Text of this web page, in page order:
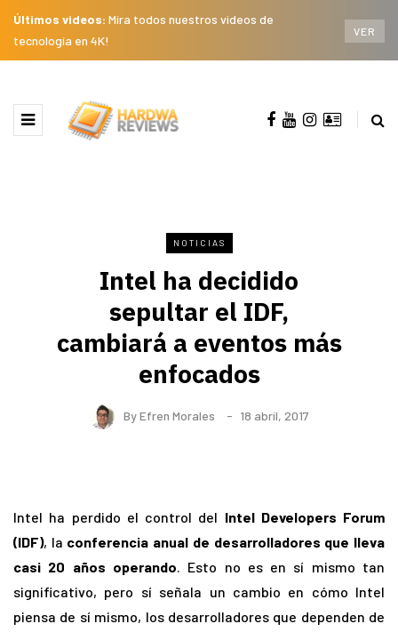
Últimos videos: Mira todos nuestros videos de
tecnología en 4K!
VER
NOTICIAS
Intel ha decidido
sepultar el IDF,
cambiará a eventos más
enfocados
ByEfren Morales 18 abril, 2017
Intel ha perdido el control del Intel Developers Forum
(IDF), la conferencia anual de desarrolladores que lleva
casi 20 años operando. Esto no es en sí mismo tan
significativo, pero sí señala un cambio en cómo Intel
piensa de sí mismo, los desarrolladores que dependen de